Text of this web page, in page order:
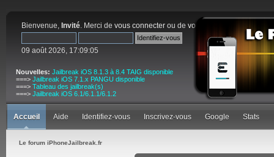
Bienvenue, Invité. Merci de vous connecter ou de vous inscrire
09 août 2026, 17:09:05
Nouvelles: Jailbreak iOS 8.1.3 à 8.4 TAIG disponible
===> Jailbreak iOS 7.1.x PANGU disponible
===> Tableau des jailbreak(s)
===> Jailbreak iOS 6.1/6.1.1/6.1.2
Accueil Aide Identifiez-vous Inscrivez-vous Google Stats
Le forum iPhoneJailbreak.fr